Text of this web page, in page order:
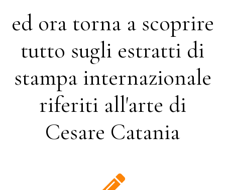
ed ora torna a scoprire
tutto sugli estratti di
stampa internazionale
riferiti all'arte di
Cesare Catania